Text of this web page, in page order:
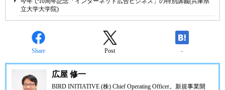
立大学大学院)
Share Post -
広屋 修一
BIRD INITIATIVE (株) Chief Operating Officer。新規事業開